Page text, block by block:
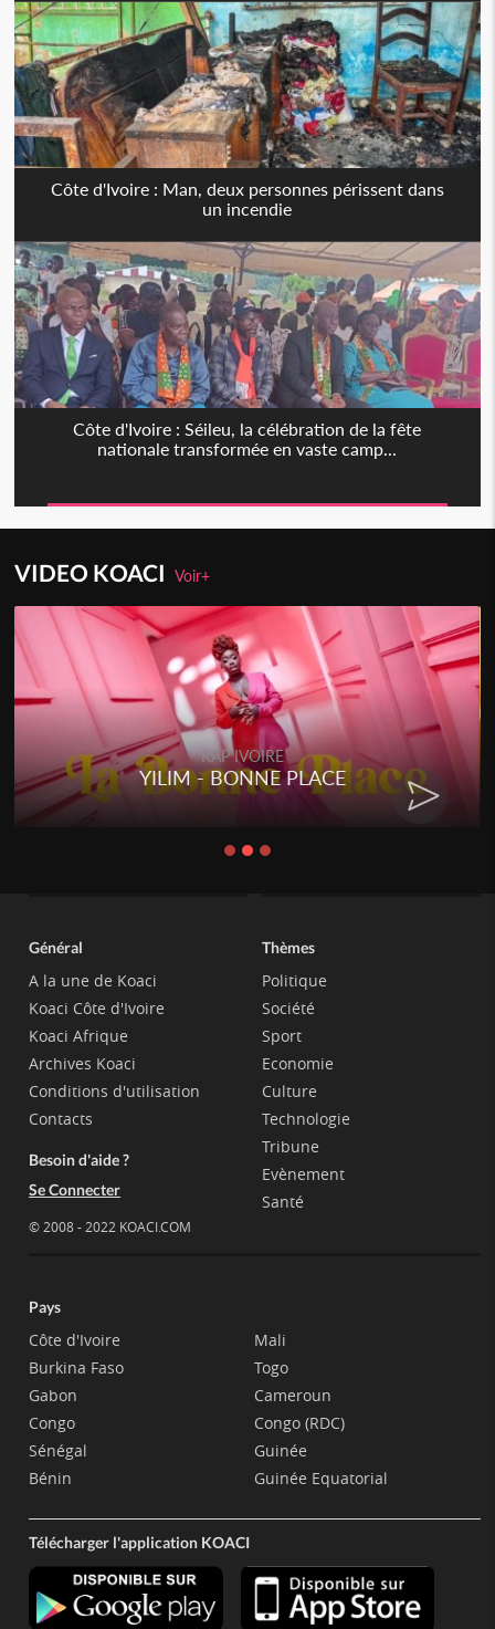
Côte d'Ivoire : Man, deux personnes périssent dans
un incendie
Côte d'Ivoire : Séileu, la célébration de la fête
nationale transformée en vaste camp...
VIDEO KOACIVoir+
RAP IVOIRE
YILIM - BONNE PLACE
Général
A la une de Koaci
Koaci Côte d'Ivoire
Koaci Afrique
Archives Koaci
Conditions d'utilisation
Contacts
Besoin d'aide ?
Se Connecter
© 2008 - 2022 KOACI.COM
Thèmes
Politique
Société
Sport
Economie
Culture
Technologie
Tribune
Evènement
Santé
Pays
Côte d'Ivoire
Burkina Faso
Gabon
Congo
Sénégal
Bénin
Mali
Togo
Cameroun
Congo (RDC)
Guinée
Guinée Equatorial
Télécharger l'application KOACI